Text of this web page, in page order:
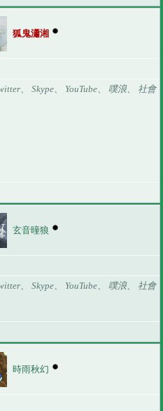
狐鬼瀟湘
、 Skype、 YouTube、 噗浪、 社會
玄音曈狼
、 Skype、 YouTube、 噗浪、 社會
時雨秋幻